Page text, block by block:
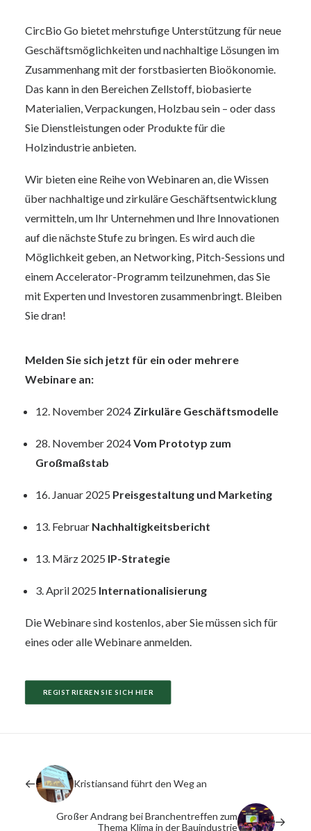
CircBio Go bietet mehrstufige Unterstützung für neue
Geschäftsmöglichkeiten und nachhaltige Lösungen im
Zusammenhang mit der forstbasierten Bioökonomie.
Das kann in den Bereichen Zellstoff, biobasierte
Materialien, Verpackungen, Holzbau sein – oder dass
Sie Dienstleistungen oder Produkte für die
Holzindustrie anbieten.
Wir bieten eine Reihe von Webinaren an, die Wissen
über nachhaltige und zirkuläre Geschäftsentwicklung
vermitteln, um Ihr Unternehmen und Ihre Innovationen
auf die nächste Stufe zu bringen. Es wird auch die
Möglichkeit geben, an Networking, Pitch-Sessions und
einem Accelerator-Programm teilzunehmen, das Sie
mit Experten und Investoren zusammenbringt. Bleiben
Sie dran!
Melden Sie sich jetzt für ein oder mehrere
Webinare an:
12. November 2024 Zirkuläre Geschäftsmodelle
28. November 2024Vom Prototyp zum
Großmaßstab
16. Januar 2025 Preisgestaltung und Marketing
13. Februar Nachhaltigkeitsbericht
13. März 2025 IP-Strategie
3. April 2025 Internationalisierung
Die Webinare sind kostenlos, aber Sie müssen sich für
eines oder alle Webinare anmelden.
REGISTRIEREN SIE SICH HIER
Kristiansand führt den Weg an
Großer Andrang bei Branchentreffen zum
Thema Klima in der Bauindustrie